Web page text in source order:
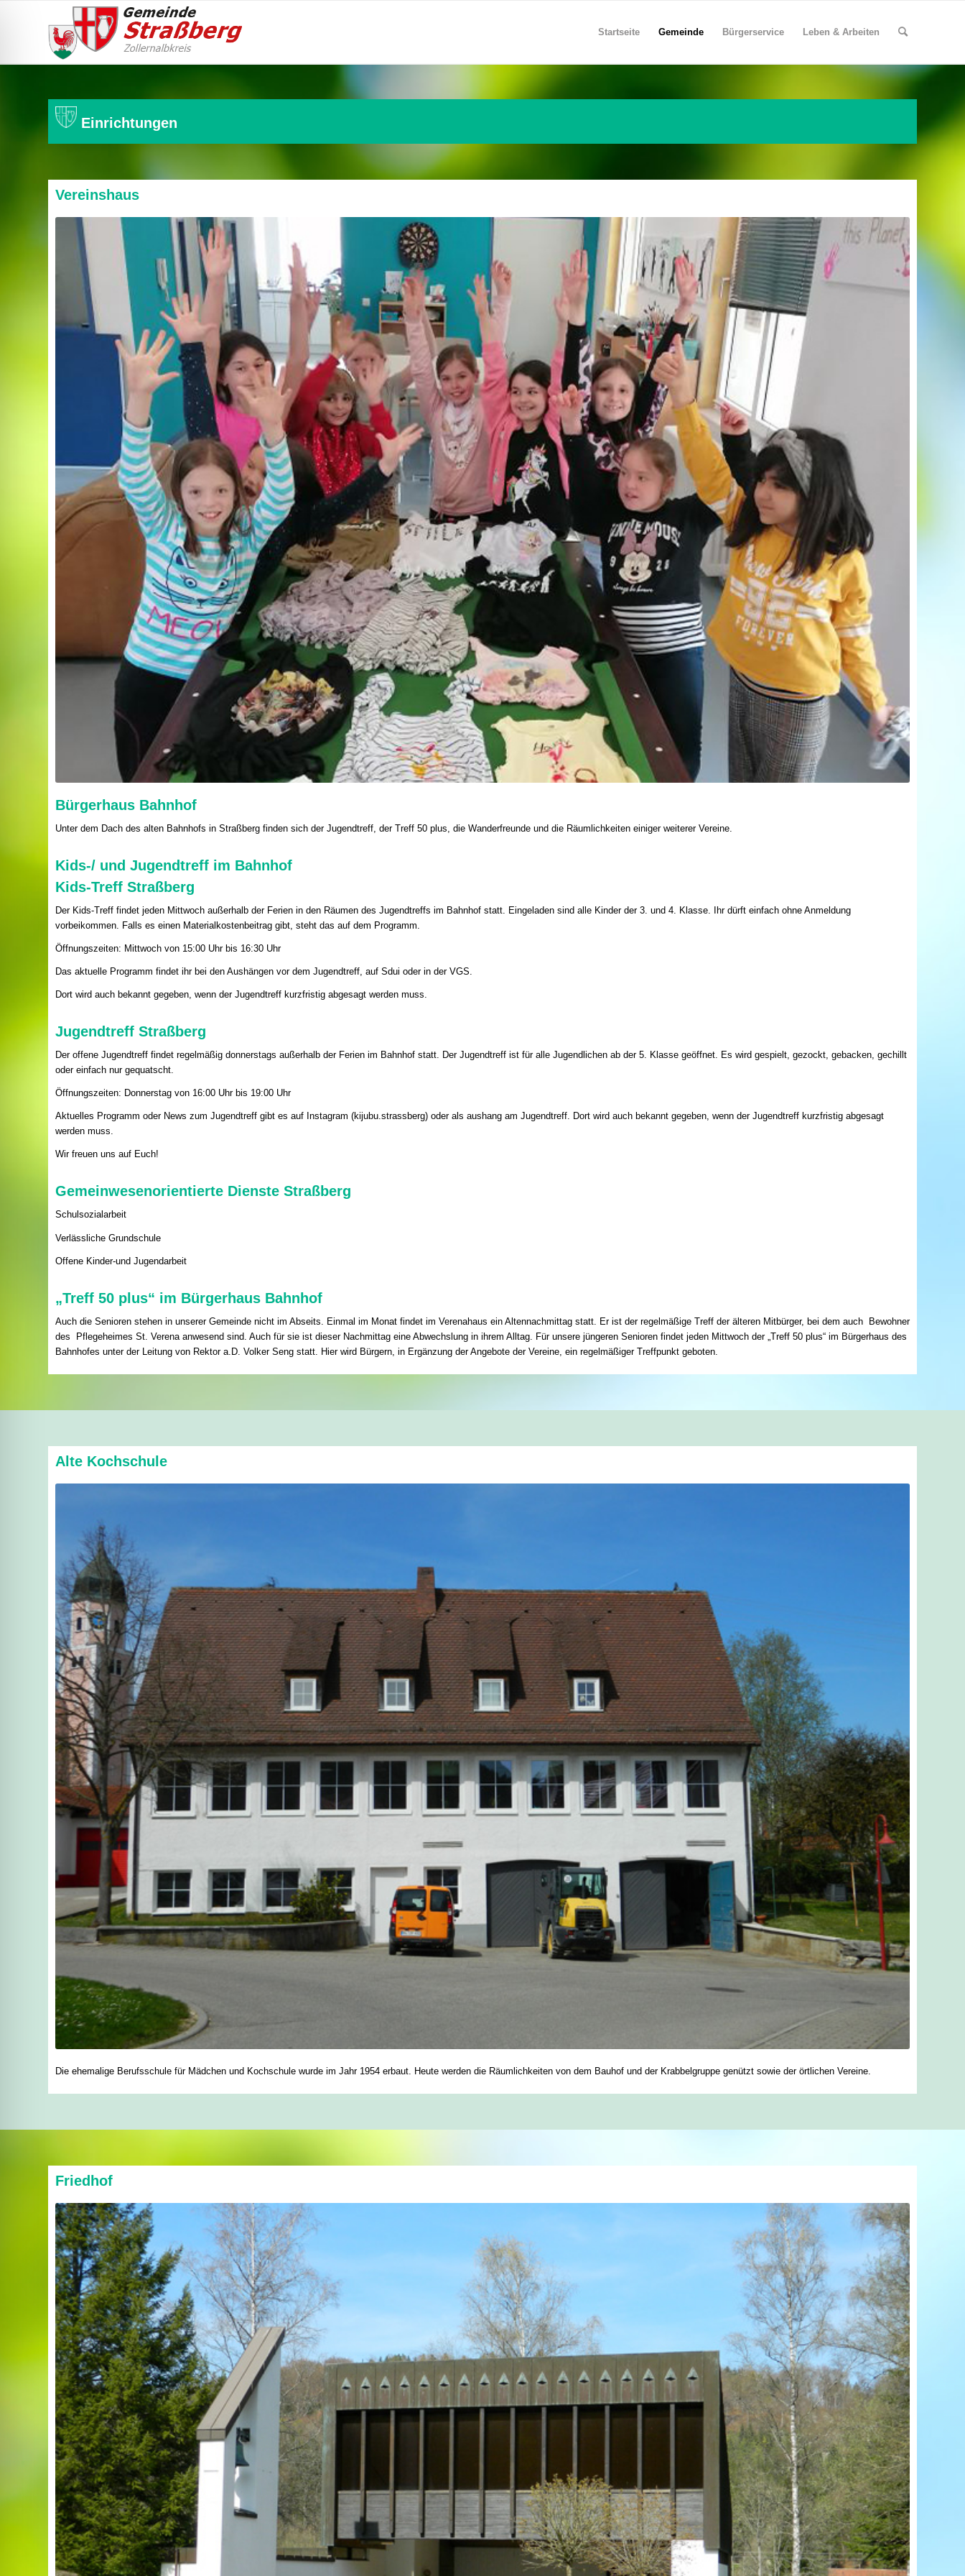
Startseite Gemeinde Bürgerservice Leben & Arbeiten
Einrichtungen
Vereinshaus
Bürgerhaus Bahnhof
Unter dem Dach des alten Bahnhofs in Straßberg finden sich der Jugendtreff, der Treff 50 plus, die Wanderfreunde und die Räumlichkeiten einiger weiterer Vereine.
Kids-/ und Jugendtreff im Bahnhof
Kids-Treff Straßberg
Der Kids-Treff findet jeden Mittwoch außerhalb der Ferien in den Räumen des Jugendtreffs im Bahnhof statt. Eingeladen sind alle Kinder der 3. und 4. Klasse. Ihr dürft einfach ohne Anmeldung
vorbeikommen. Falls es einen Materialkostenbeitrag gibt, steht das auf dem Programm.
Öffnungszeiten: Mittwoch von 15:00 Uhr bis 16:30 Uhr
Das aktuelle Programm findet ihr bei den Aushängen vor dem Jugendtreff, auf Sdui oder in der VGS.
Dort wird auch bekannt gegeben, wenn der Jugendtreff kurzfristig abgesagt werden muss.
Jugendtreff Straßberg
Der offene Jugendtreff findet regelmäßig donnerstags außerhalb der Ferien im Bahnhof statt. Der Jugendtreff ist für alle Jugendlichen ab der 5. Klasse geöffnet. Es wird gespielt, gezockt, gebacken, gechillt
oder einfach nur gequatscht.
Öffnungszeiten: Donnerstag von 16:00 Uhr bis 19:00 Uhr
Aktuelles Programm oder News zum Jugendtreff gibt es auf Instagram (kijubu.strassberg) oder als aushang am Jugendtreff. Dort wird auch bekannt gegeben, wenn der Jugendtreff kurzfristig abgesagt
werden muss.
Wir freuen uns auf Euch!
Gemeinwesenorientierte Dienste Straßberg
Schulsozialarbeit
Verlässliche Grundschule
Offene Kinder-und Jugendarbeit
„Treff 50 plus“ im Bürgerhaus Bahnhof
Auch die Senioren stehen in unserer Gemeinde nicht im Abseits. Einmal im Monat findet im Verenahaus ein Altennachmittag statt. Er ist der regelmäßige Treff der älteren Mitbürger, bei dem auch Bewohner
des Pflegeheimes St. Verena anwesend sind. Auch für sie ist dieser Nachmittag eine Abwechslung in ihrem Alltag. Für unsere jüngeren Senioren findet jeden Mittwoch der „Treff 50 plus“ im Bürgerhaus des
Bahnhofes unter der Leitung von Rektor a.D. Volker Seng statt. Hier wird Bürgern, in Ergänzung der Angebote der Vereine, ein regelmäßiger Treffpunkt geboten.
Alte Kochschule
Die ehemalige Berufsschule für Mädchen und Kochschule wurde im Jahr 1954 erbaut. Heute werden die Räumlichkeiten von dem Bauhof und der Krabbelgruppe genützt sowie der örtlichen Vereine.
Friedhof